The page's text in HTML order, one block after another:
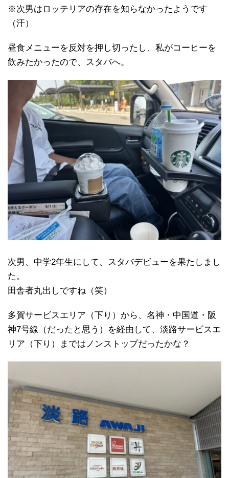
※次男はロッテリアの存在を知らなかったようです
（汗）
昼食メニューを反対を押し切ったし、私がコーヒーを
飲みたかったので、スタバへ。
次男、中学2年生にして、スタバデビューを果たしまし
た。
田舎者丸出しですね（笑）
多賀サービスエリア（下り）から、名神・中国道・阪
神7号線（だったと思う）を経由して、淡路サービスエ
リア（下り）まではノンストップだったかな？